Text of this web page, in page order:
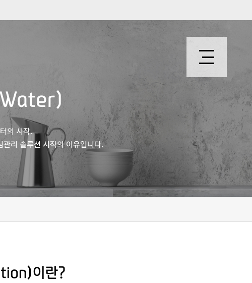
의 시작.
관리 솔루션 시작의 이유입니다.
이란?